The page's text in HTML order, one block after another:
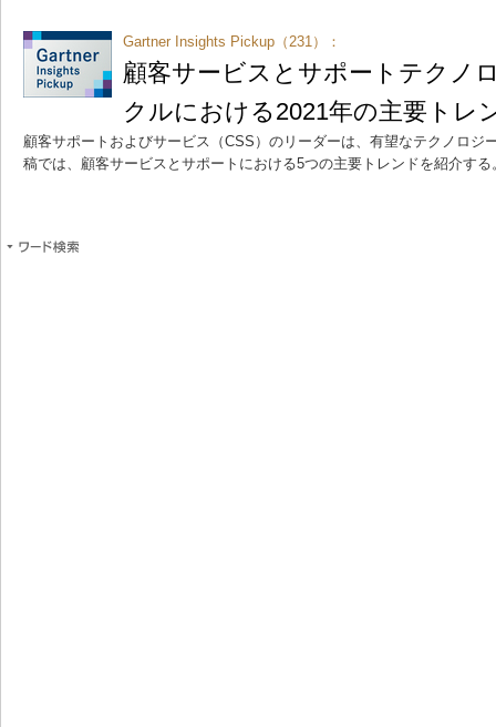
Gartner Insights Pickup（231）：
顧客サービスとサポートテクノ
クルにおける2021年の主要トレ
顧客サポートおよびサービス（CSS）のリーダーは、有望なテクノロジ
稿では、顧客サービスとサポートにおける5つの主要トレンドを紹介する